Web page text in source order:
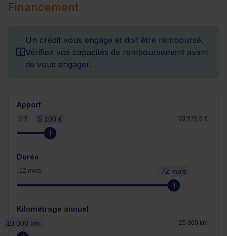
Financement
Un crédit vous engage et doit être remboursé.
Vérifiez vos capacités de remboursement avant
de vous engager.
Apport
0 € 33 976.6 €
5 100 €
Durée
12 mois 72 mois
Kilométrage annuel
25 000 km
10 000 km